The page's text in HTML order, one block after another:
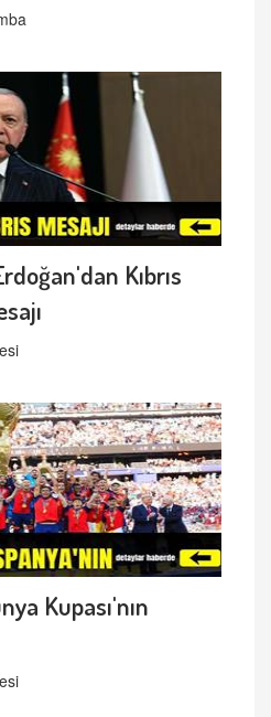
Kıbrıs
Kupası'nın